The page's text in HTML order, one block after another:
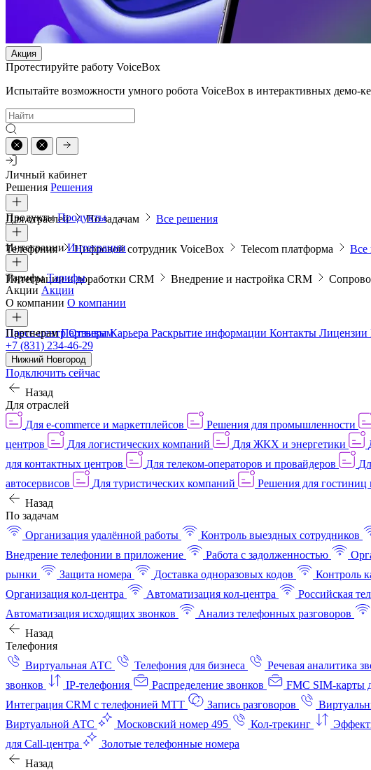
Акция
Протестируйте работу VoiceBox
Испытайте возможности умного робота VoiceBox в интерактивных демо-
Личный кабинет
Решения Решения
Для отраслей По задачам Все решения
ПродуктыПродукты
Телефония Цифровой сотрудник VoiceBox Telecom платформа Все
ИнтеграцииИнтеграции
Интеграции и доработки CRM Внедрение и настройка CRM
ТарифыТарифы
Акции Акции
О компании О компании
Пресс-центрОтзывыКарьера Раскрытие информации Контакты Лицензии
ПартнерамПартнерам
+7 (831) 234-46-29
Нижний Новгород
Подключить сейчас
Назад
Для отраслей
Для e-commerce и маркетплейсов
Решения для промышленности
центров
Для логистических компаний Для ЖКХ и энергетики
для контактных центров
Для телеком-операторов и провайдеров
автосервисов
Для туристических компаний Решения для гостиниц
Назад
По задачам
Организация удалённой работы
Контроль выездных сотрудников
Внедрение телефонии в приложение
Работа с задолженностью
рынки
Защита номера Доставка одноразовых кодов Контроль
Организация кол-центра
Автоматизация кол-центра Российская
Автоматизация исходящих звонков
Анализ телефонных разговоров
Назад
Телефония
Виртуальная АТС
Телефония для бизнеса Речевая аналитика
звонков
IP-телефония Распределение звонков FMC SIM-карты
Интеграция CRM с телефонией МТТ
Запись разговоров
Виртуальной АТС
Московский номер 495 Кол-трекинг
для Call-центра
Золотые телефонные номера
Назад